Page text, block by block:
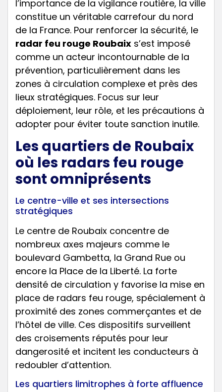
l’importance de la vigilance routière, la ville
constitue un véritable carrefour du nord
de la France. Pour renforcer la sécurité, le
radar feu rouge Roubaix s’est imposé
comme un acteur incontournable de la
prévention, particulièrement dans les
zones à circulation complexe et près des
lieux stratégiques. Focus sur leur
déploiement, leur rôle, et les précautions à
adopter pour éviter toute sanction inutile.
Les quartiers de Roubaix
où les radars feu rouge
sont omniprésents
Le centre-ville et ses intersections
stratégiques
Le centre de Roubaix concentre de
nombreux axes majeurs comme le
boulevard Gambetta, la Grand Rue ou
encore la Place de la Liberté. La forte
densité de circulation y favorise la mise en
place de radars feu rouge, spécialement à
proximité des zones commerçantes et de
l’hôtel de ville. Ces dispositifs surveillent
des croisements réputés pour leur
dangerosité et incitent les conducteurs à
redoubler d’attention.
Les quartiers limitrophes à forte affluence